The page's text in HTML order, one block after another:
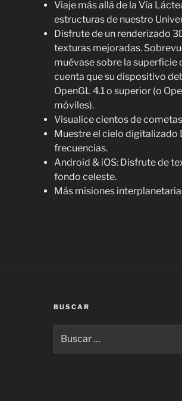
Viaje más allá de la Vía
estructuras de nuestro
Disfrute de un renderizado
texturas mejoradas.
muévase sobre la superficie
cuenta que su dispositivo
OpenGL 4.1 o superior (o
móviles).
Visualice cientos de
Muestre el cielo digitalizado
frecuencias.
Android & iOS: Disfrute de
fondo celeste.
Más misiones
BUSCAR
por: